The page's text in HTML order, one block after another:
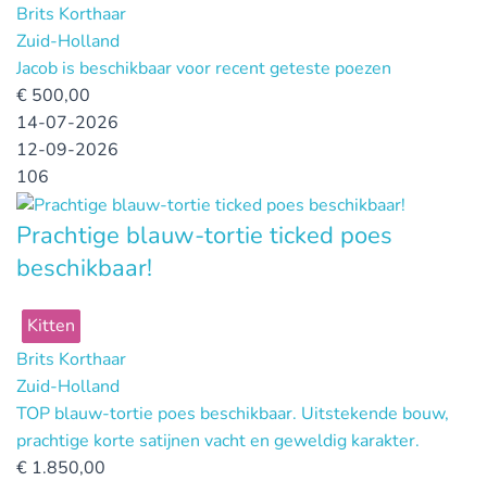
Brits Korthaar
Zuid-Holland
Jacob is beschikbaar voor recent geteste poezen
€ 500,00
14-07-2026
12-09-2026
106
Prachtige blauw-tortie ticked poes
beschikbaar!
Kitten
Brits Korthaar
Zuid-Holland
TOP blauw-tortie poes beschikbaar. Uitstekende bouw,
prachtige korte satijnen vacht en geweldig karakter.
€ 1.850,00